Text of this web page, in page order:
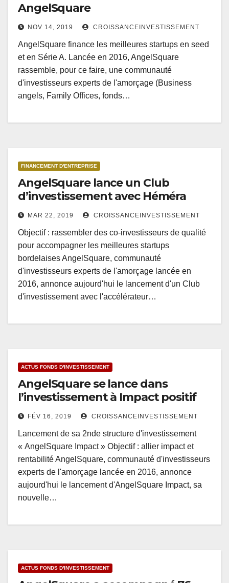
AngelSquare
NOV 14, 2019 CROISSANCEINVESTISSEMENT
AngelSquare finance les meilleures startups en seed
et en Série A. Lancée en 2016, AngelSquare
rassemble, pour ce faire, une communauté
d'investisseurs experts de l'amorçage (Business
angels, Family Offices, fonds…
FINANCEMENT D'ENTREPRISE
AngelSquare lance un Club
d’investissement avec Héméra
MAR 22, 2019 CROISSANCEINVESTISSEMENT
Objectif : rassembler des co-investisseurs de qualité
pour accompagner les meilleures startups
bordelaises AngelSquare, communauté
d'investisseurs experts de l'amorçage lancée en
2016, annonce aujourd'hui le lancement d'un Club
d'investissement avec l'accélérateur…
ACTUS FONDS D'INVESTISSEMENT
AngelSquare se lance dans
l’investissement à Impact positif
FÉV 16, 2019 CROISSANCEINVESTISSEMENT
Lancement de sa 2nde structure d'investissement
« AngelSquare Impact » Objectif : allier impact et
rentabilité AngelSquare, communauté d'investisseurs
experts de l'amorçage lancée en 2016, annonce
aujourd'hui le lancement d'AngelSquare Impact, sa
nouvelle…
ACTUS FONDS D'INVESTISSEMENT